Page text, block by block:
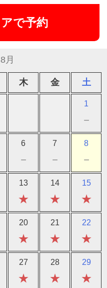
で予約
月
木 金 土
1
－
6
－
7
－
8
－
13
★
14
★
15
★
20
★
21
★
22
★
27
★
28
★
29
★